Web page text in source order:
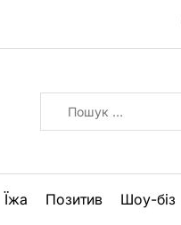
Їжа Позитив Шоу-біз